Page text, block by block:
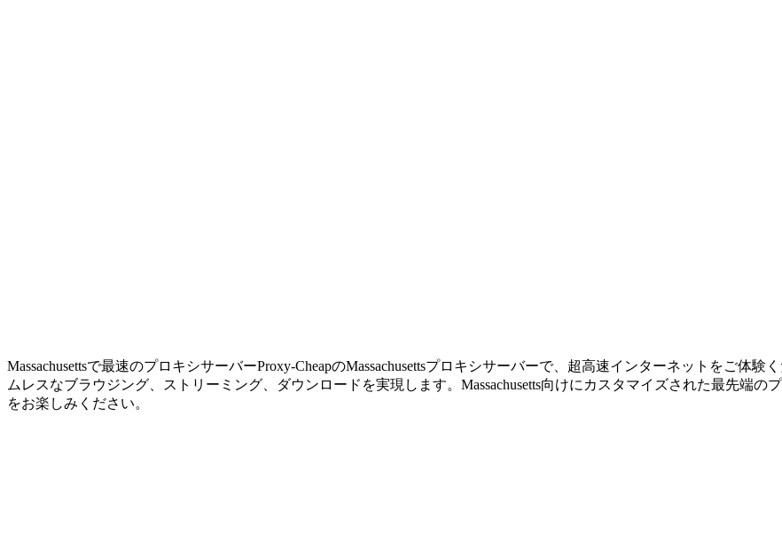
Massachusettsで最速のプロキシサーバーProxy-CheapのMassachusettsプロキシサーバーで、超高速インターネットをご体
ムレスなブラウジング、ストリーミング、ダウンロードを実現します。Massachusetts向けにカスタマイズされた最先端
をお楽しみください。